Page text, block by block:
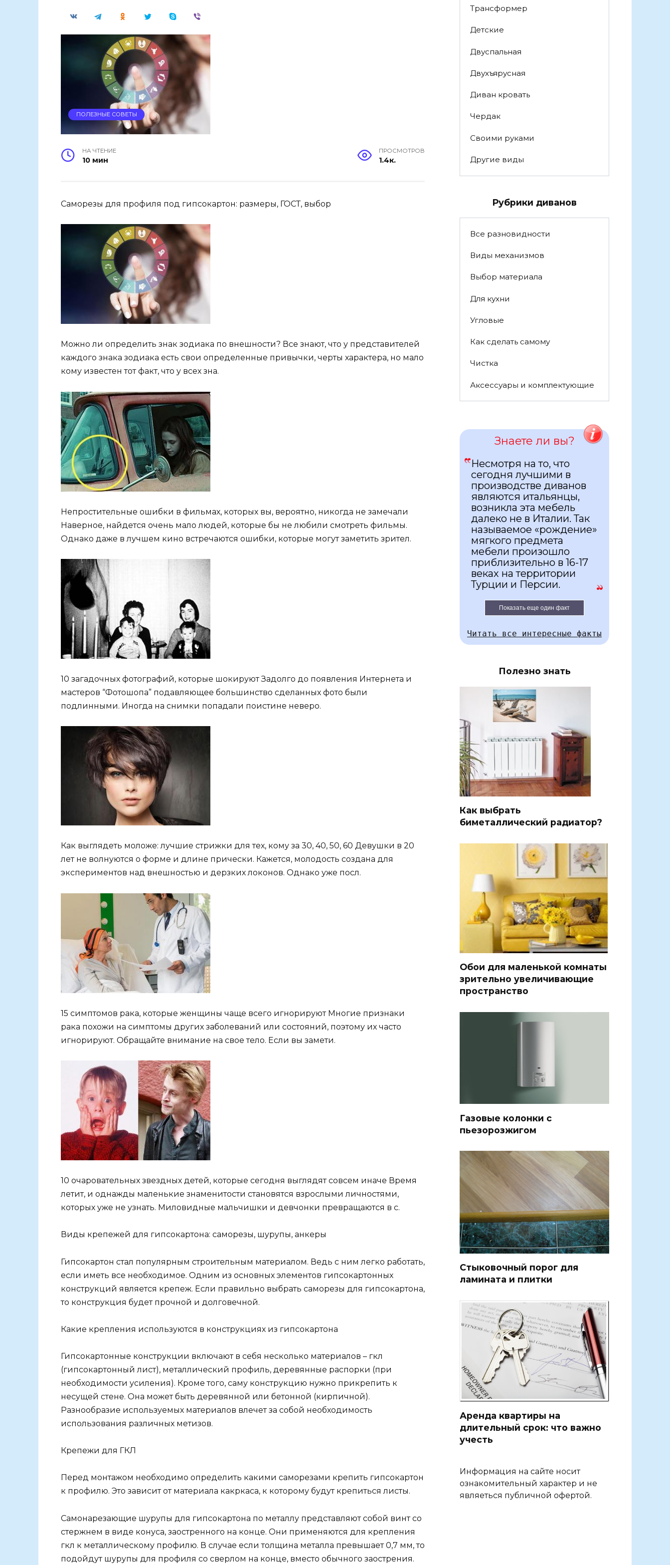
ПОЛЕЗНЫЕ СОВЕТЫ
НА ЧТЕНИЕ
10 мин
ПРОСМОТРОВ
1.4к.
Саморезы для профиля под гипсокартон: размеры, ГОСТ, выбор
Можно ли определить знак зодиака по внешности? Все знают, что у представителей
каждого знака зодиака есть свои определенные привычки, черты характера, но мало
кому известен тот факт, что у всех зна.
Непростительные ошибки в фильмах, которых вы, вероятно, никогда не замечали
Наверное, найдется очень мало людей, которые бы не любили смотреть фильмы.
Однако даже в лучшем кино встречаются ошибки, которые могут заметить зрител.
10 загадочных фотографий, которые шокируют Задолго до появления Интернета и
мастеров “Фотошопа” подавляющее большинство сделанных фото были
подлинными. Иногда на снимки попадали поистине неверо.
Как выглядеть моложе: лучшие стрижки для тех, кому за 30, 40, 50, 60 Девушки в 20
лет не волнуются о форме и длине прически. Кажется, молодость создана для
экспериментов над внешностью и дерзких локонов. Однако уже посл.
15 симптомов рака, которые женщины чаще всего игнорируют Многие признаки
рака похожи на симптомы других заболеваний или состояний, поэтому их часто
игнорируют. Обращайте внимание на свое тело. Если вы замети.
10 очаровательных звездных детей, которые сегодня выглядят совсем иначе Время
летит, и однажды маленькие знаменитости становятся взрослыми личностями,
которых уже не узнать. Миловидные мальчишки и девчонки превращаются в с.
Виды крепежей для гипсокартона: саморезы, шурупы, анкеры
Гипсокартон стал популярным строительным материалом. Ведь с ним легко работать,
если иметь все необходимое. Одним из основных элементов гипсокартонных
конструкций является крепеж. Если правильно выбрать саморезы для гипсокартона,
то конструкция будет прочной и долговечной.
Какие крепления используются в конструкциях из гипсокартона
Гипсокартонные конструкции включают в себя несколько материалов – гкл
(гипсокартонный лист), металлический профиль, деревянные распорки (при
необходимости усиления). Кроме того, саму конструкцию нужно прикрепить к
несущей стене. Она может быть деревянной или бетонной (кирпичной).
Разнообразие используемых материалов влечет за собой необходимость
использования различных метизов.
Крепежи для ГКЛ
Перед монтажом необходимо определить какими саморезами крепить гипсокартон
к профилю. Это зависит от материала какркаса, к которому будут крепиться листы.
Самонарезающие шурупы для гипсокартона по металлу представляют собой винт со
стержнем в виде конуса, заостренного на конце. Они применяются для крепления
гкл к металлическому профилю. В случае если толщина металла превышает 0,7 мм, то
подойдут шурупы для профиля со сверлом на конце, вместо обычного заострения.
Трансформер
Детские
Двуспальная
Двухъярусная
Диван кровать
Чердак
Своими руками
Другие виды
Рубрики диванов
Все разновидности
Виды механизмов
Выбор материала
Для кухни
Угловые
Как сделать самому
Чистка
Аксессуары и комплектующие
Знаете ли вы?
Несмотря на то, что
сегодня лучшими в
производстве диванов
являются итальянцы,
возникла эта мебель
далеко не в Италии. Так
называемое «рождение»
мягкого предмета
мебели произошло
приблизительно в 16-17
веках на территории
Турции и Персии.
Показать еще один факт
Читать все интересные факты
Полезно знать
Как выбрать
биметаллический радиатор?
Обои для маленькой комнаты
зрительно увеличивающие
пространство
Газовые колонки с
пьезорозжигом
Стыковочный порог для
ламината и плитки
Аренда квартиры на
длительный срок: что важно
учесть
Информация на сайте носит
ознакомительный характер и не
являеться публичной офертой.